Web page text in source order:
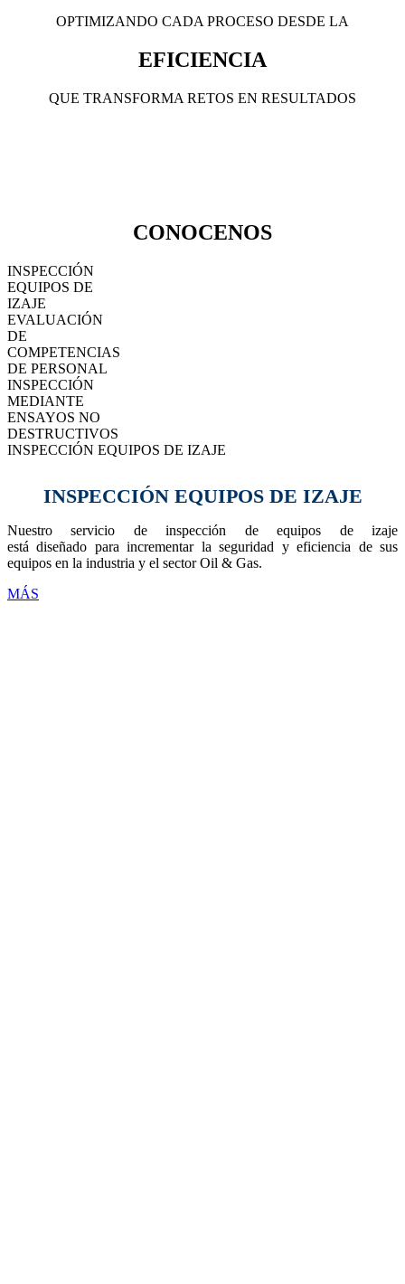
OPTIMIZANDO CADA PROCESO DESDE LA
EFICIENCIA
QUE TRANSFORMA RETOS EN RESULTADOS
CONOCENOS
INSPECCIÓN
EQUIPOS DE
IZAJE
EVALUACIÓN
DE
COMPETENCIAS
DE PERSONAL
INSPECCIÓN
MEDIANTE
ENSAYOS NO
DESTRUCTIVOS
INSPECCIÓN EQUIPOS DE IZAJE
INSPECCIÓN EQUIPOS DE IZAJE
Nuestro servicio de inspección de equipos de izaje
está diseñado para incrementar la seguridad y eficiencia de sus
equipos en la industria y el sector Oil & Gas.
MÁS